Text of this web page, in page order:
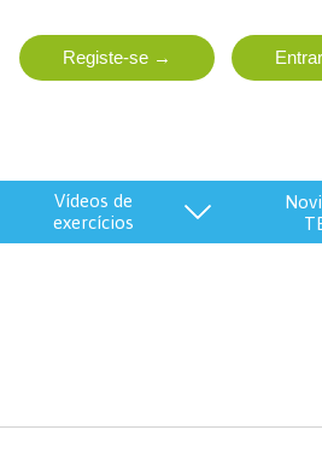
vídeos de
exercícios